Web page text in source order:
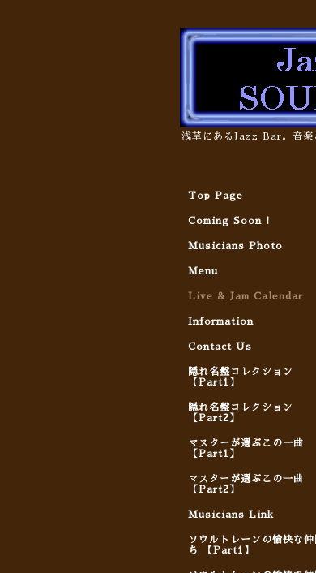
浅草にあるJazz Bar。音
Top Page
Coming Soon !
Musicians Photo
Menu
Live & Jam Calendar
Information
Contact Us
隠れ名盤コレクション
【Part1】
隠れ名盤コレクション
【Part2】
マスターが選ぶこの一曲
【Part1】
マスターが選ぶこの一曲
【Part2】
Musicians Link
ソウルトレーンの愉快な仲
ち 【Part1】